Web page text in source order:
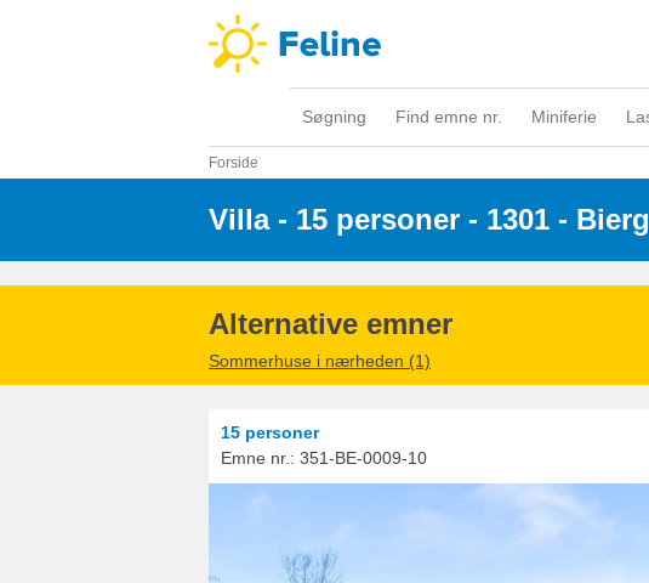
Søgning Find emne nr. Miniferie
Forside
Villa - 15 personer - 1301 -
Alternative emner
Sommerhuse i nærheden (1)
15 personer
Emne nr.: 351-BE-0009-10